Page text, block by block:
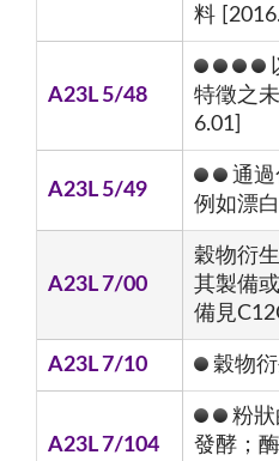
料
A23L 5/48
特徵之
6.01]
A23L 5/49
通過
例如漂
A23L 7/00
穀物衍
其製備
備見
A23L 7/10 穀物
A23L 7/104
粉狀
發酵；